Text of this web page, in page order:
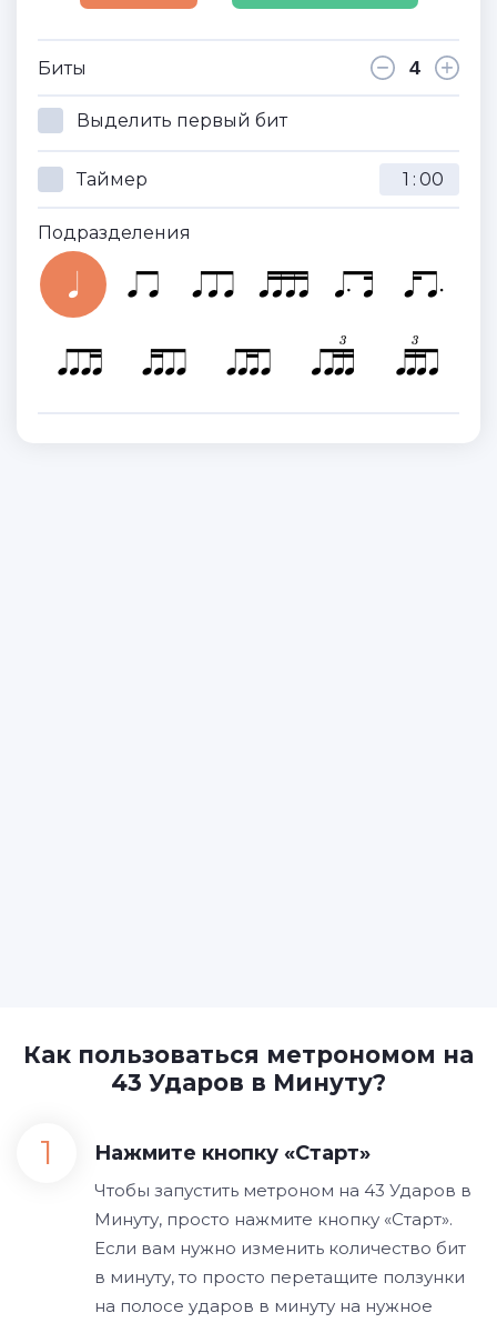
Биты
Выделить первый бит
Таймер :
Подразделения
Как пользоваться метрономом на
43 Ударов в Минуту?
Нажмите кнопку «Старт»
Чтобы запустить метроном на 43 Ударов в
Минуту, просто нажмите кнопку «Старт».
Если вам нужно изменить количество бит
в минуту, то просто перетащите ползунки
на полосе ударов в минуту на нужное